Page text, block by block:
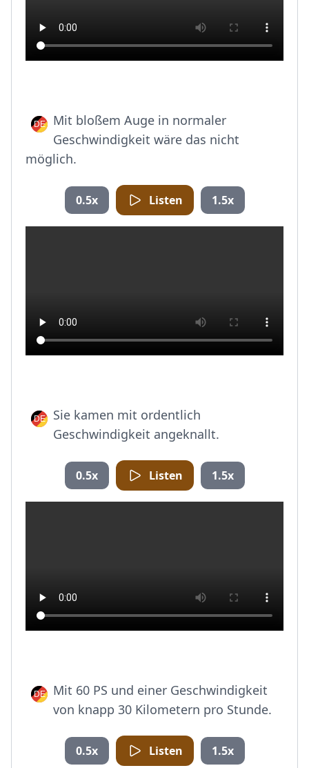
Mit bloßem Auge in normaler
Geschwindigkeit wäre das nicht
möglich.
0.5x Listen 1.5x
Sie kamen mit ordentlich
Geschwindigkeit angeknallt.
0.5x Listen 1.5x
Mit 60 PS und einer Geschwindigkeit
von knapp 30 Kilometern pro Stunde.
0.5x Listen 1.5x